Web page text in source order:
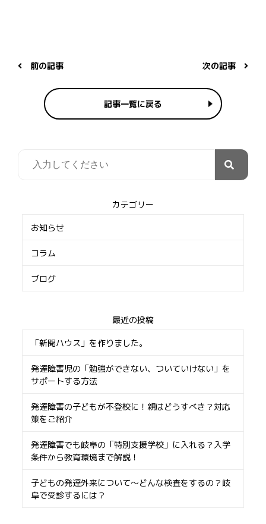
前の記事 次の記事
記事一覧に戻る
カテゴリー
お知らせ
コラム
ブログ
最近の投稿
「新聞ハウス」を作りました。
発達障害児の「勉強ができない、ついていけない」を
サポートする方法
発達障害の子どもが不登校に！親はどうすべき？対応
策をご紹介
発達障害でも岐阜の「特別支援学校」に入れる？入学
条件から教育環境まで解説！
子どもの発達外来について〜どんな検査をするの？岐
阜で受診するには？